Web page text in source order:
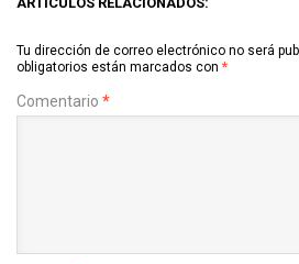
Tu dirección de correo electrónico no será
obligatorios están marcados con *
Comentario *